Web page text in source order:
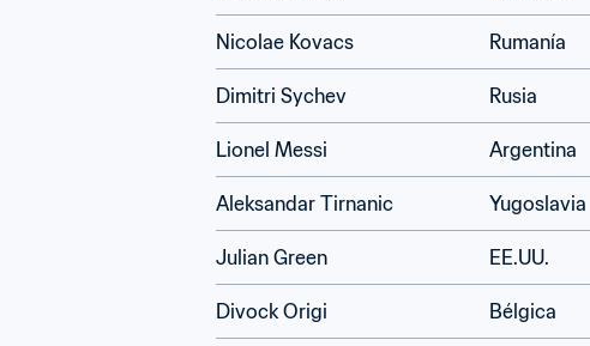
Nicolae Kovacs Rumanía
Dimitri Sychev Rusia
Lionel Messi Argentina
Aleksandar Tirnanic Yugoslavia
Julian Green EE.UU.
Divock Origi Bélgica